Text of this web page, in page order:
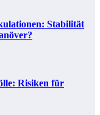
Stabilität
Risiken für